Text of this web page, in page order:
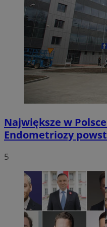
Największe w
Endometriozy
5